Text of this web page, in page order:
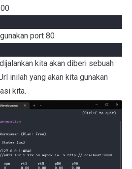
port 80
kita akan diberi sebuah
inilah yang akan kita gunakan
kita.